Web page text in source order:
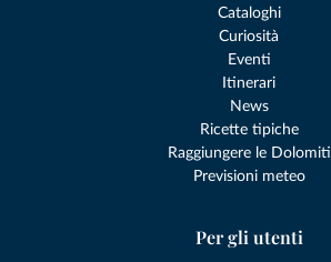
Cataloghi
Curiosità
Eventi
Itinerari
News
Ricette tipiche
Raggiungere le Dolomiti
Previsioni meteo
Per gli utenti